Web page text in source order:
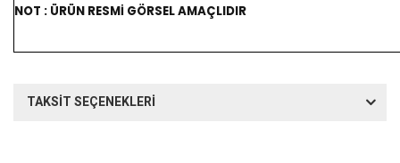
NOT : ÜRÜN RESMİ GÖRSEL AMAÇLIDIR
TAKSİT SEÇENEKLERİ